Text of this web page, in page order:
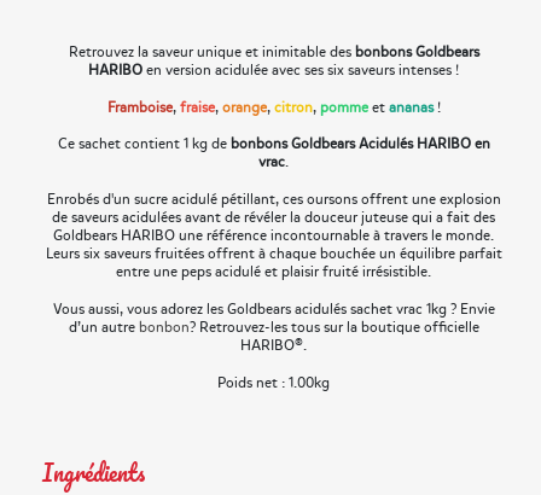
Retrouvez la saveur unique et inimitable des bonbons Goldbears
HARIBO en version acidulée avec ses six saveurs intenses !
Framboise, fraise, orange, citron, pomme et ananas!
Ce sachet contient 1 kg de bonbons Goldbears Acidulés HARIBO en
vrac.
Enrobés d'un sucre acidulé pétillant, ces oursons offrent une explosion
de saveurs acidulées avant de révéler la douceur juteuse qui a fait des
Goldbears HARIBO une référence incontournable à travers le monde.
Leurs six saveurs fruitées offrent à chaque bouchée un équilibre parfait
entre une peps acidulé et plaisir fruité irrésistible.
Vous aussi, vous adorez les Goldbears acidulés sachet vrac 1kg ? Envie
d’un autre bonbon? Retrouvez-les tous sur la boutique officielle
HARIBO®.
Poids net : 1.00kg
Ingrédients